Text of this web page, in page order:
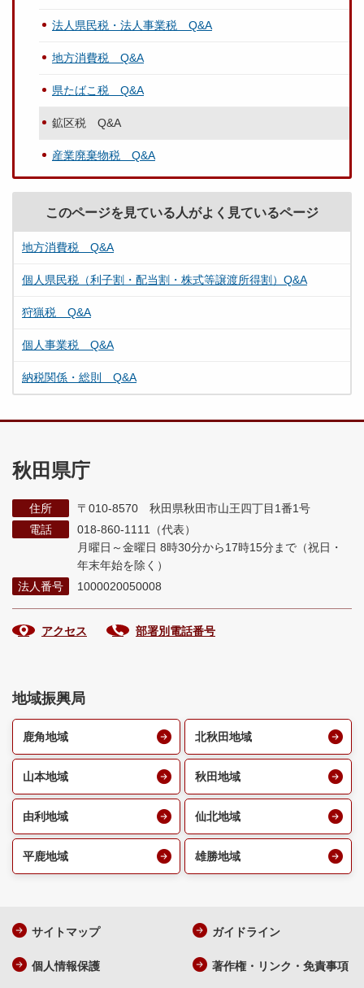
法人県民税・法人事業税 Q&A
地方消費税 Q&A
県たばこ税 Q&A
鉱区税 Q&A
産業廃棄物税 Q&A
このページを見ている人がよく見ているページ
地方消費税 Q&A
個人県民税（利子割・配当割・株式等譲渡所得割）Q&A
狩猟税 Q&A
個人事業税 Q&A
納税関係・総則 Q&A
秋田県庁
住所
〒010-8570 秋田県秋田市山王四丁目1番1号
電話
018-860-1111（代表）
月曜日～金曜日 8時30分から17時15分まで （祝日・
年末年始を除く）
法人番号
1000020050008
アクセス 部署別電話番号
地域振興局
鹿角地域 北秋田地域
山本地域 秋田地域
由利地域 仙北地域
平鹿地域 雄勝地域
サイトマップ ガイドライン
個人情報保護 著作権・リンク・免責事項